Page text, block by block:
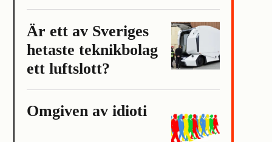
Är ett av Sveriges
hetaste teknikbolag
ett luftslott?
Omgiven av idioti